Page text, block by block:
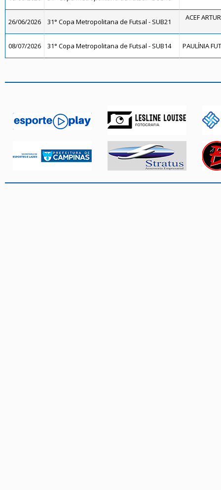
26/06/2026 31° Copa Metropolitana de Futsal - SUB21 ACEF
08/07/2026 31° Copa Metropolitana de Futsal - SUB14 PAULÍNIA